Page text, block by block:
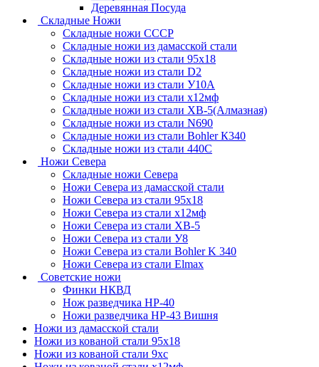
Деревянная Посуда
Складные Ножи
Cкладные ножи СССР
Складные ножи из дамасской стали
Складные ножи из стали 95х18
Складные ножи из стали D2
Складные ножи из стали У10А
Складные ножи из стали х12мф
Складные ножи из стали ХВ-5(Алмазная)
Складные ножи из стали N690
Складные ножи из стали Bohler К340
Складные ножи из стали 440С
Ножи Севера
Складные ножи Севера
Ножи Севера из дамасской стали
Ножи Севера из стали 95х18
Ножи Севера из стали х12мф
Ножи Севера из стали ХВ-5
Ножи Севера из стали У8
Ножи Севера из стали Bohler K 340
Ножи Севера из стали Elmax
Советские ножи
Финки НКВД
Нож разведчика НР-40
Ножи разведчика НР-43 Вишня
Ножи из дамасской стали
Ножи из кованой стали 95х18
Ножи из кованой стали 9хс